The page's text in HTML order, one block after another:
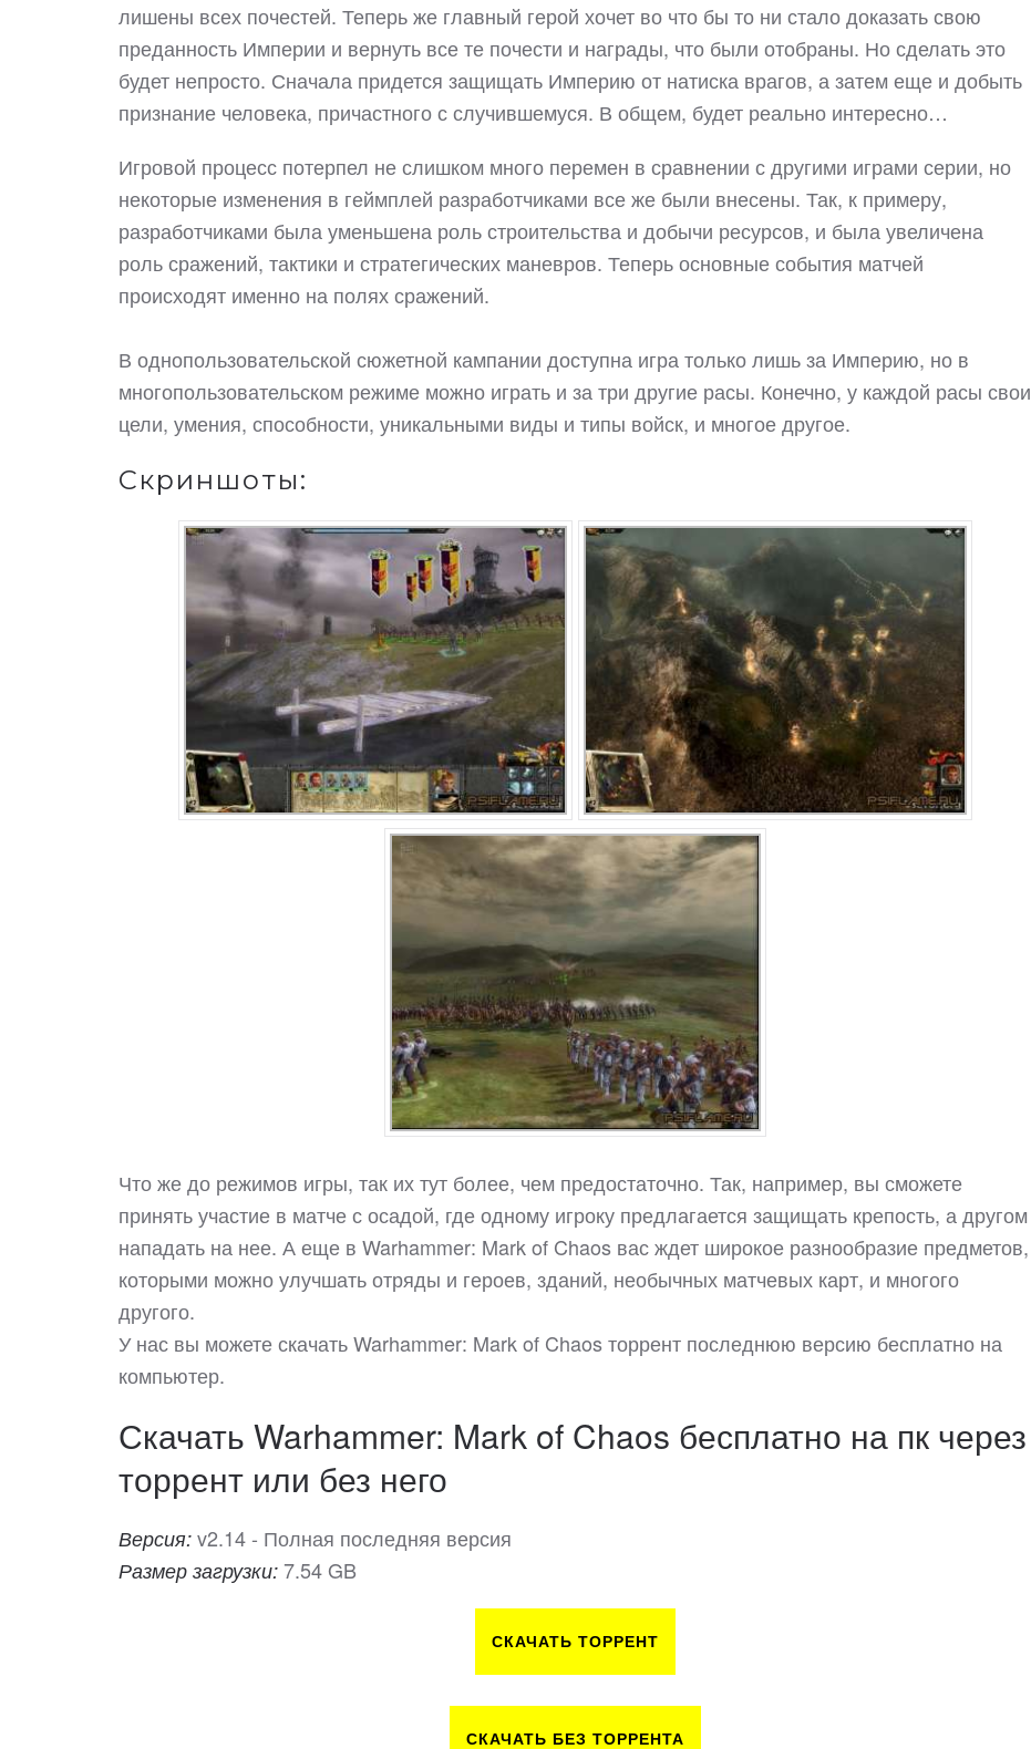
лишены всех почестей. Теперь же главный герой хочет во что бы то ни стало доказать свою
преданность Империи и вернуть все те почести и награды, что были отобраны. Но сделать это
будет непросто. Сначала придется защищать Империю от натиска врагов, а затем еще и добыть
признание человека, причастного с случившемуся. В общем, будет реально интересно…
Игровой процесс потерпел не слишком много перемен в сравнении с другими играми серии, но
некоторые изменения в геймплей разработчиками все же были внесены. Так, к примеру,
разработчиками была уменьшена роль строительства и добычи ресурсов, и была увеличена
роль сражений, тактики и стратегических маневров. Теперь основные события матчей
происходят именно на полях сражений.
В однопользовательской сюжетной кампании доступна игра только лишь за Империю, но в
многопользовательском режиме можно играть и за три другие расы. Конечно, у каждой расы свои
цели, умения, способности, уникальными виды и типы войск, и многое другое.
Скриншоты:
Что же до режимов игры, так их тут более, чем предостаточно. Так, например, вы сможете
принять участие в матче с осадой, где одному игроку предлагается защищать крепость, а другом
нападать на нее. А еще в Warhammer: Mark of Chaos вас ждет широкое разнообразие предметов,
которыми можно улучшать отряды и героев, зданий, необычных матчевых карт, и многого
другого.
У нас вы можете скачать Warhammer: Mark of Chaos торрент последнюю версию бесплатно на
компьютер.
Скачать Warhammer: Mark of Chaos бесплатно на пк через
торрент или без него
Версия: v2.14 - Полная последняя версия
Размер загрузки: 7.54 GB
СКАЧАТЬ ТОРРЕНТ
СКАЧАТЬ БЕЗ ТОРРЕНТА